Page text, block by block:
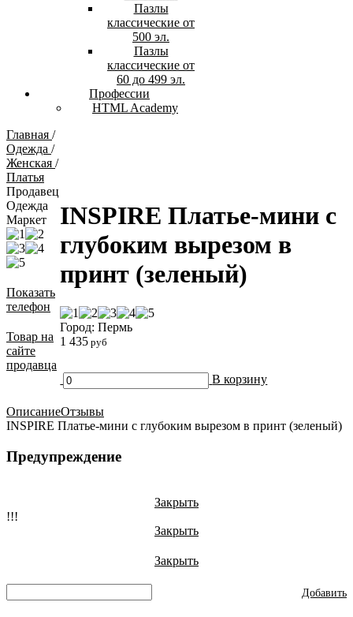
Пазлы
классические от
500 эл.
Пазлы
классические от
60 до 499 эл.
Профессии
HTML Academy
Главная /
Одежда /
Женская /
Платья
Продавец
Одежда
Маркет
Показать
телефон
Товар на
сайте
продавца
INSPIRE Платье-мини с
глубоким вырезом в
принт (зеленый)
Город: Пермь
1 435 руб
В корзину
ОписаниеОтзывы
INSPIRE Платье-мини с глубоким вырезом в принт (зеленый)
Предупреждение
Закрыть
!!!
Закрыть
Закрыть
Добавить